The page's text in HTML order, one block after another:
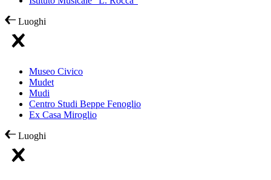
Luoghi
Museo Civico
Mudet
Mudi
Centro Studi Beppe Fenoglio
Ex Casa Miroglio
Luoghi